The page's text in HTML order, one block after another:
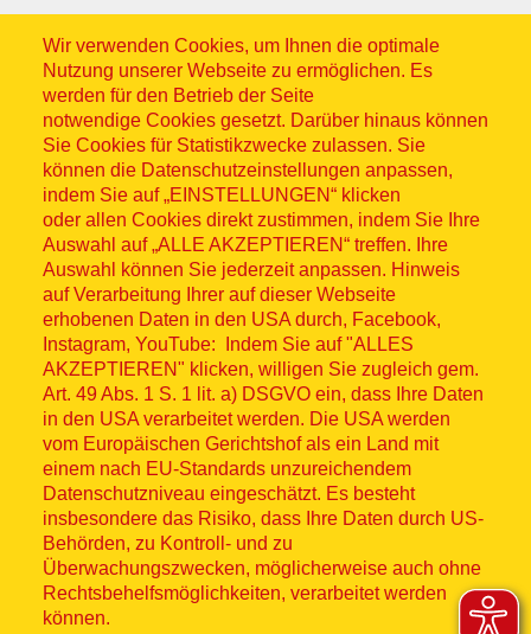
Wir verwenden Cookies, um Ihnen die optimale
Nutzung unserer Webseite zu ermöglichen. Es
werden für den Betrieb der Seite
notwendige Cookies gesetzt. Darüber hinaus können
Sie Cookies für Statistikzwecke zulassen. Sie
können die Datenschutzeinstellungen anpassen,
indem Sie auf „EINSTELLUNGEN“ klicken
oder allen Cookies direkt zustimmen, indem Sie Ihre
Auswahl auf „ALLE AKZEPTIEREN“ treffen. Ihre
Auswahl können Sie jederzeit anpassen. Hinweis
auf Verarbeitung Ihrer auf dieser Webseite
erhobenen Daten in den USA durch, Facebook,
Instagram, YouTube: Indem Sie auf "ALLES
AKZEPTIEREN" klicken, willigen Sie zugleich gem.
Art. 49 Abs. 1 S. 1 lit. a) DSGVO ein, dass Ihre Daten
in den USA verarbeitet werden. Die USA werden
vom Europäischen Gerichtshof als ein Land mit
einem nach EU-Standards unzureichendem
Datenschutzniveau eingeschätzt. Es besteht
insbesondere das Risiko, dass Ihre Daten durch US-
Behörden, zu Kontroll- und zu
Überwachungszwecken, möglicherweise auch ohne
Rechtsbehelfsmöglichkeiten, verarbeitet werden
können.
Sitemap
© ASB 2026
Fußzeilenmenü
Impressum
Datenschutz
Kontakt
Hinweisgebersystem
Lieferkette
Widerruf